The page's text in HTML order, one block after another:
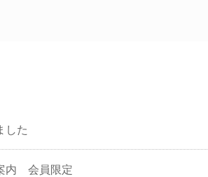
した
内 会員限定